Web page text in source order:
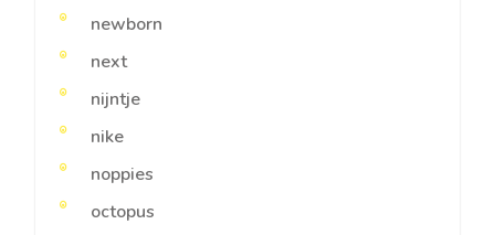
newborn
next
nijntje
nike
noppies
octopus